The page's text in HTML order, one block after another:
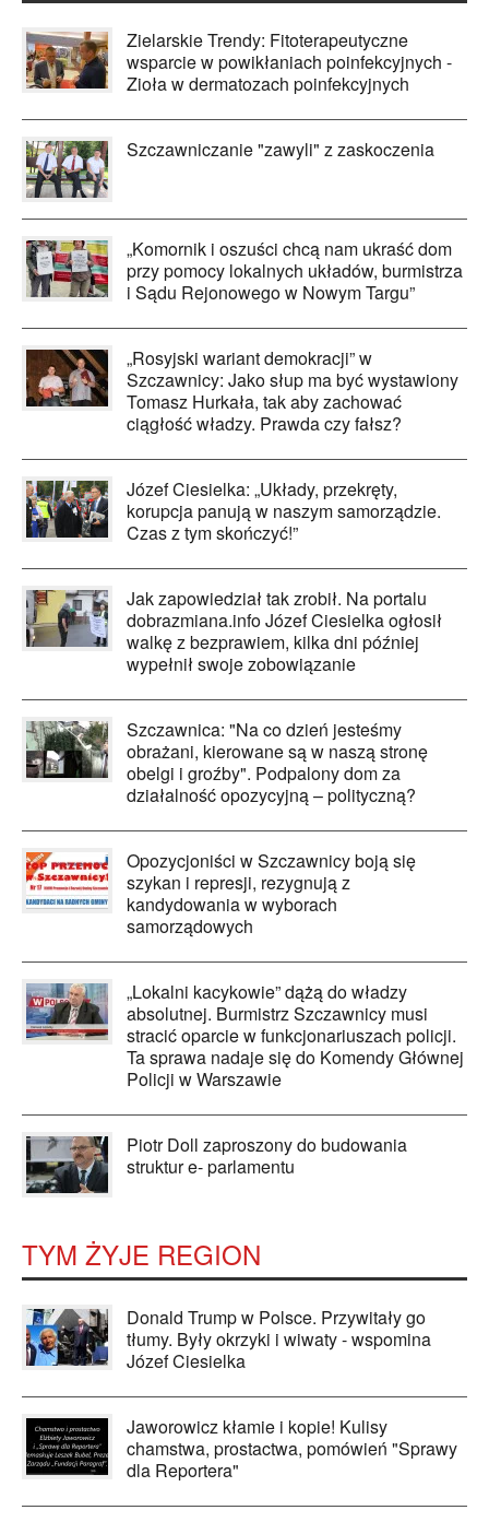
Zielarskie Trendy: Fitoterapeutyczne
wsparcie w powikłaniach poinfekcyjnych -
Zioła w dermatozach poinfekcyjnych
Szczawniczanie "zawyli" z zaskoczenia
„Komornik i oszuści chcą nam ukraść dom
przy pomocy lokalnych układów, burmistrza
i Sądu Rejonowego w Nowym Targu”
„Rosyjski wariant demokracji” w
Szczawnicy: Jako słup ma być wystawiony
Tomasz Hurkała, tak aby zachować
ciągłość władzy. Prawda czy fałsz?
Józef Ciesielka: „Układy, przekręty,
korupcja panują w naszym samorządzie.
Czas z tym skończyć!”
Jak zapowiedział tak zrobił. Na portalu
dobrazmiana.info Józef Ciesielka ogłosił
walkę z bezprawiem, kilka dni później
wypełnił swoje zobowiązanie
Szczawnica: "Na co dzień jesteśmy
obrażani, kierowane są w naszą stronę
obelgi i groźby". Podpalony dom za
działalność opozycyjną – polityczną?
Opozycjoniści w Szczawnicy boją się
szykan i represji, rezygnują z
kandydowania w wyborach
samorządowych
„Lokalni kacykowie” dążą do władzy
absolutnej. Burmistrz Szczawnicy musi
stracić oparcie w funkcjonariuszach policji.
Ta sprawa nadaje się do Komendy Głównej
Policji w Warszawie
Piotr Doll zaproszony do budowania
struktur e- parlamentu
TYM ŻYJE REGION
Donald Trump w Polsce. Przywitały go
tłumy. Były okrzyki i wiwaty - wspomina
Józef Ciesielka
Jaworowicz kłamie i kopie! Kulisy
chamstwa, prostactwa, pomówień "Sprawy
dla Reportera"